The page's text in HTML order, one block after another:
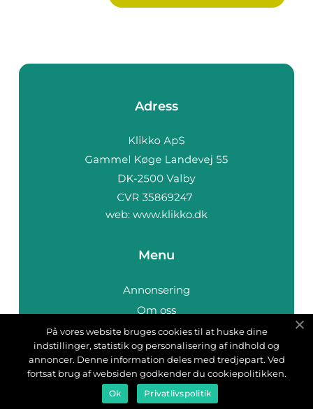
Adress
web: www.klikko.dk
Menu
Annonsering
Om oss
Cookies
Kontakta oss
Sitemap
På vores website bruges cookies til at huske dine
indstillinger, statistik og personalisering af indhold og
annoncer. Denne information deles med tredjepart. Ved
fortsat brug af websiden godkender du cookiepolitikken.
Ok Privatlivspolitik